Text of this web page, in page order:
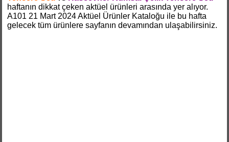
haftanın dikkat çeken aktüel ürünleri arasında yer alıyor.
A101 21 Mart 2024 Aktüel Ürünler Kataloğu ile bu hafta
gelecek tüm ürünlere sayfanın devamından ulaşabilirsiniz.